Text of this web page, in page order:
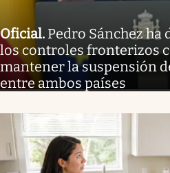
Oficial. Pedro Sánchez
los controles fronterizos
mantener la suspensión
entre ambos países